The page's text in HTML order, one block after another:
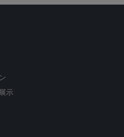
示